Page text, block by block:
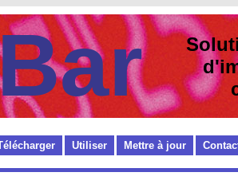
Utiliser Mettre à jour